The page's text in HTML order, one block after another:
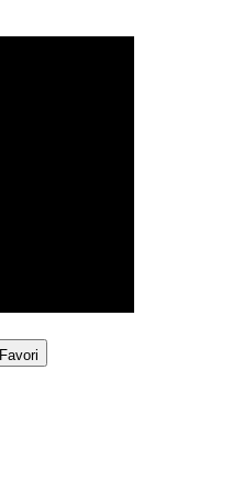
Favori